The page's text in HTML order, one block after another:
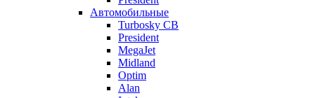
Автомобильные
Turbosky CB
President
MegaJet
Midland
Optim
Alan